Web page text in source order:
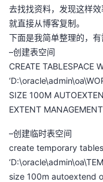
页
开
发
者
我
的
博
我
的
我
去找找资料，发现这样
就直接从博客复制。
下面是我简单整理的，有
–创建表空间
CREATE TABLESPACE
SIZE 100M
EXTENT
–创建临时表空间
create temporary
size 100m autoextend